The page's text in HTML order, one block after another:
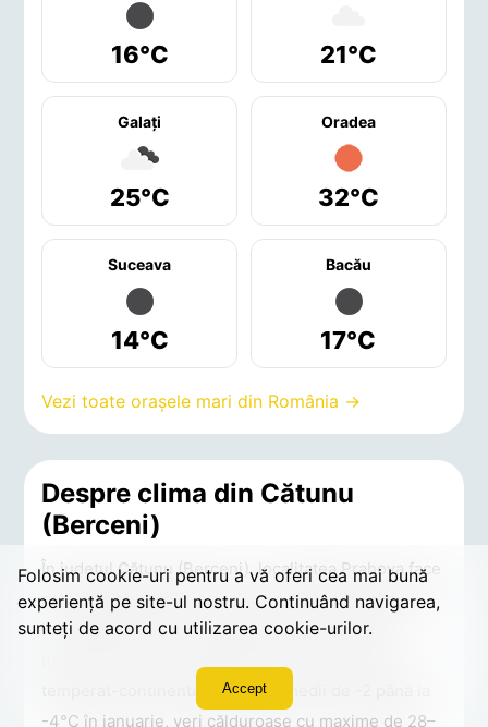
16°C 21°C
Galaţi
25°C
Oradea
32°C
Suceava
14°C
Bacău
17°C
Vezi toate orașele mari din România →
Despre clima din Cătunu
(Berceni)
În județul Cătunu (Berceni), localitatea Prahova face
parte din Muntenia, o zonă cu o climă bine definită,
influențată de factori geografici și de circulația
temperat-continentală: ierni cu medii de -2 până la
-4°C în ianuarie, veri călduroase cu maxime de 28–
Folosim cookie-uri pentru a vă oferi cea mai bună
experiență pe site-ul nostru. Continuând navigarea,
sunteți de acord cu utilizarea cookie-urilor.
Accept